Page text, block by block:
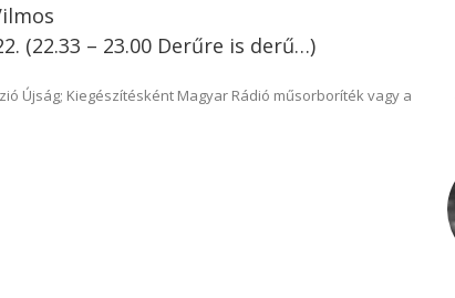
(22.33 – 23.00 Derűre is derű…)
Újság; Kiegészítésként Magyar Rádió műsorboríték vagy a